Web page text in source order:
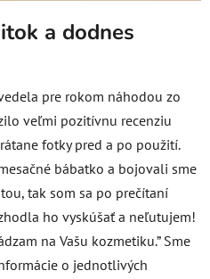
a dodnes
pre rokom náhodou zo
veľmi pozitívnu recenziu
fotky pred a po použití.
bábatko a bojovali sme
tak som sa po prečítaní
ho vyskúšať a neľutujem!
na Vašu kozmetiku.” Sme
o jednotlivých